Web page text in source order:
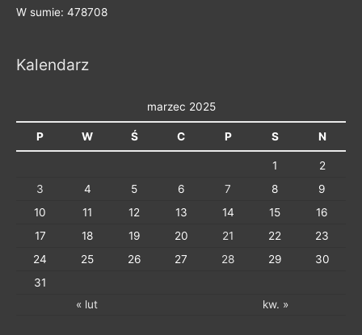
g
i
W sumie: 478708
Kalendarz
marzec 2025
P W Ś C P S N
« lut kw. »
1
2
3
4 5 6 7 8
9
10
11 12 13 14 15
16
17
18 19 20 21 22
23
24
25 26 27 28 29
30
31